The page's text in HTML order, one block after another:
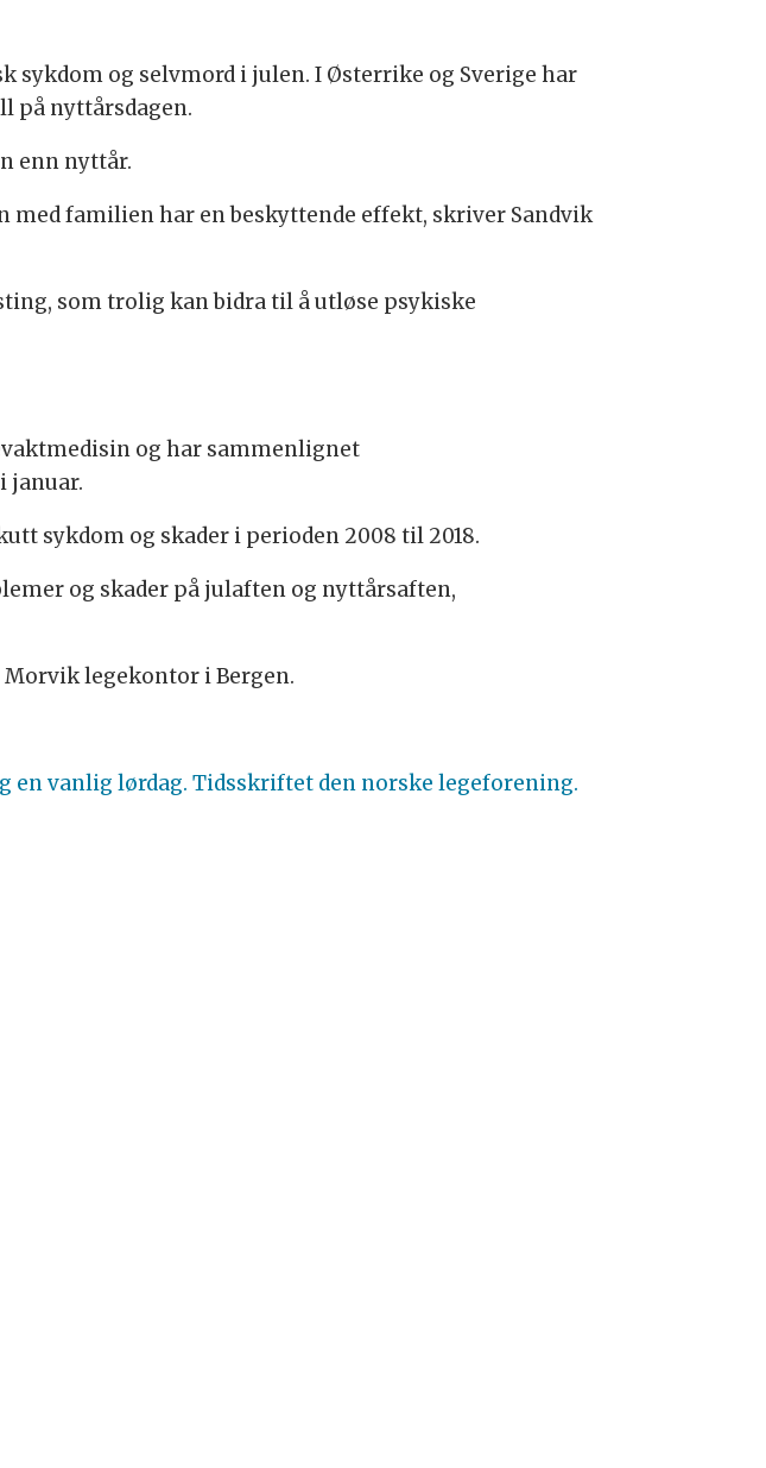
sykdom og selvmord i julen. I Østerrike og Sverige har
på nyttårsdagen.
enn nyttår.
familien har en beskyttende effekt, skriver Sandvik
som trolig kan bidra til å utløse psykiske
og har sammenlignet
januar.
sykdom og skader i perioden 2008 til 2018.
og skader på julaften og nyttårsaften,
Morvik legekontor i Bergen.
vanlig lørdag. Tidsskriftet den norske legeforening.